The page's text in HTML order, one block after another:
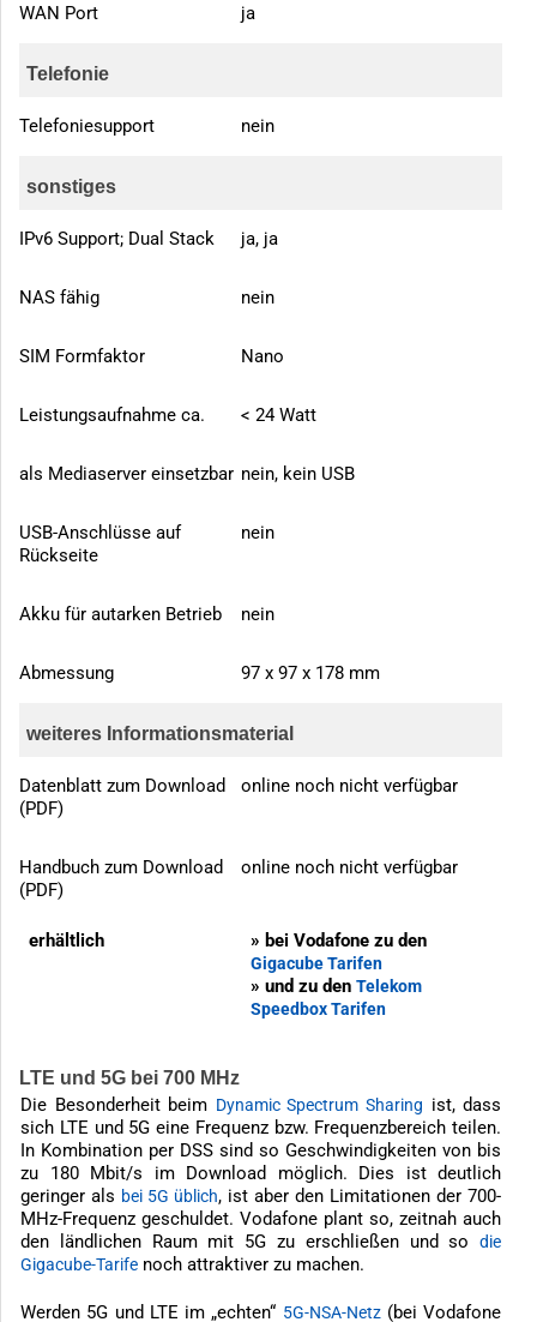
WAN Port ja
Telefonie
Telefoniesupport nein
sonstiges
IPv6 Support; Dual Stack ja, ja
NAS fähig nein
SIM Formfaktor Nano
Leistungsaufnahme ca. < 24 Watt
als Mediaserver einsetzbar nein, kein USB
USB-Anschlüsse auf
Rückseite
nein
Akku für autarken Betrieb nein
Abmessung 97 x 97 x 178 mm
weiteres Informationsmaterial
Datenblatt zum Download
(PDF)
online noch nicht verfügbar
Handbuch zum Download
(PDF)
online noch nicht verfügbar
erhältlich » bei Vodafone zu den
Gigacube Tarifen
» und zu denTelekom
Speedbox Tarifen
LTE und 5G bei 700 MHz
Die Besonderheit beim Dynamic Spectrum Sharing ist, dass
sich LTE und 5G eine Frequenz bzw. Frequenzbereich teilen.
In Kombination per DSS sind so Geschwindigkeiten von bis
zu 180 Mbit/s im Download möglich. Dies ist deutlich
geringer als bei 5G üblich, ist aber den Limitationen der 700-
MHz-Frequenz geschuldet. Vodafone plant so, zeitnah auch
den ländlichen Raum mit 5G zu erschließen und sodie
Gigacube-Tarife noch attraktiver zu machen.
Werden 5G und LTE im „echten“ 5G-NSA-Netz(bei Vodafone